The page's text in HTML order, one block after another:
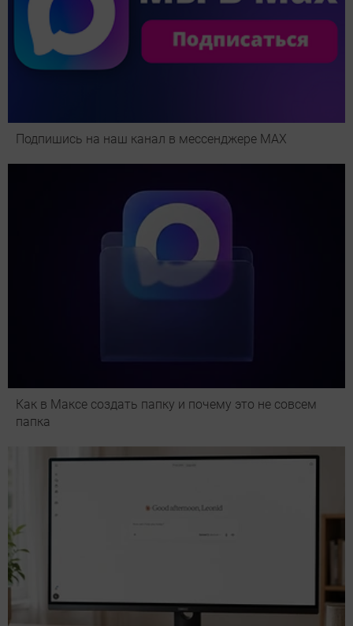
Подпишись на наш канал в мессенджере МАХ
Как в Максе создать папку и почему это не совсем
папка